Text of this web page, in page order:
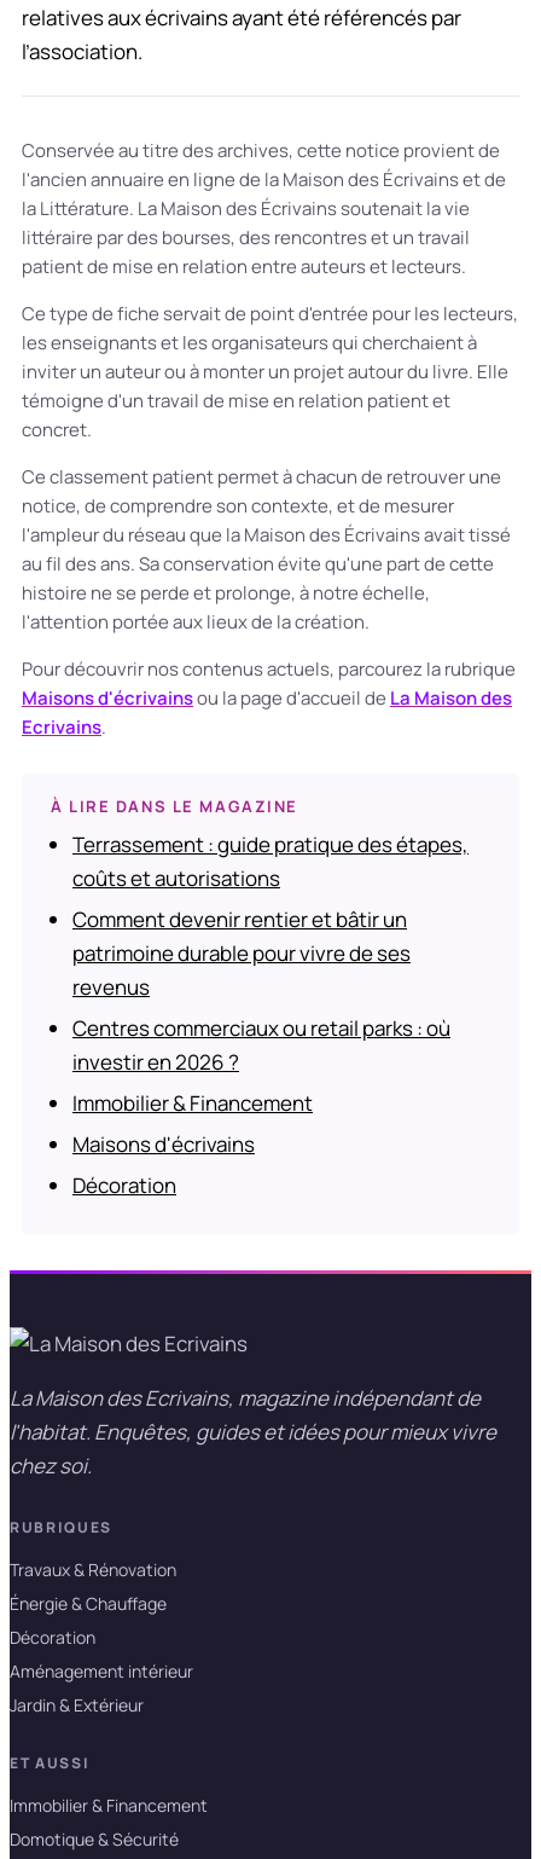
relatives aux écrivains ayant été référencés par
l’association.
Conservée au titre des archives, cette notice provient de
l'ancien annuaire en ligne de la Maison des Écrivains et de
la Littérature. La Maison des Écrivains soutenait la vie
littéraire par des bourses, des rencontres et un travail
patient de mise en relation entre auteurs et lecteurs.
Ce type de fiche servait de point d'entrée pour les lecteurs,
les enseignants et les organisateurs qui cherchaient à
inviter un auteur ou à monter un projet autour du livre. Elle
témoigne d'un travail de mise en relation patient et
concret.
Ce classement patient permet à chacun de retrouver une
notice, de comprendre son contexte, et de mesurer
l'ampleur du réseau que la Maison des Écrivains avait tissé
au fil des ans. Sa conservation évite qu'une part de cette
histoire ne se perde et prolonge, à notre échelle,
l'attention portée aux lieux de la création.
Pour découvrir nos contenus actuels, parcourez la rubrique
Maisons d'écrivainsou la page d'accueil de La Maison des
Ecrivains.
À LIRE DANS LE MAGAZINE
Terrassement : guide pratique des étapes,
coûts et autorisations
Comment devenir rentier et bâtir un
patrimoine durable pour vivre de ses
revenus
Centres commerciaux ou retail parks : où
investir en 2026 ?
Immobilier & Financement
Maisons d'écrivains
Décoration
La Maison des Ecrivains, magazine indépendant de
l'habitat. Enquêtes, guides et idées pour mieux vivre
chez soi.
RUBRIQUES
Travaux & Rénovation
Énergie & Chauffage
Décoration
Aménagement intérieur
Jardin & Extérieur
ET AUSSI
Immobilier & Financement
Domotique & Sécurité